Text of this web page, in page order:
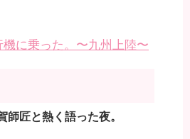
に乗った。〜九州上陸〜
師匠と熱く語った夜。